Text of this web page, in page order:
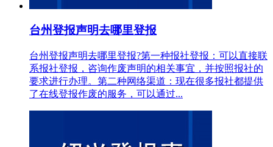
台州登报声明去哪里登报
台州登报声明去哪里登报?第一种报社登报：可以直接联
系报社登报，咨询作废声明的相关事宜，并按照报社的
要求进行办理。第二种网络渠道：现在很多报社都提供
了在线登报作废的服务，可以通过...